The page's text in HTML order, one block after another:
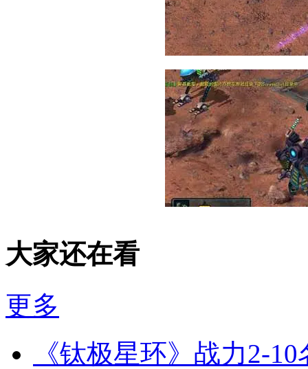
大家还在看
更多
《钛极星环》战力2-